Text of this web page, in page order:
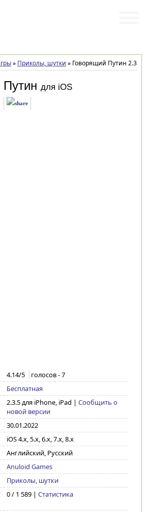
» Приколы, шутки »Говорящий Путин 2.3.5
для iOS
4.14/5 голосов -7
Бесплатная
2.3.5 для iPhone, iPad | Сообщить о
новой версии
30.01.2022
iOS 4.x, 5.x, 6.x, 7.x, 8.x
Английский, Русский
Anuloid Games
Приколы, шутки
0 / 1 589 | Статистика